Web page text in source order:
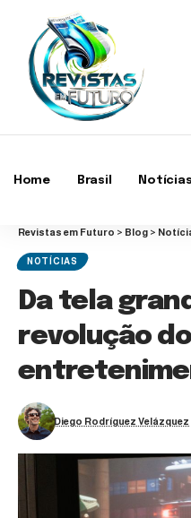
Home Brasil Notícias
Revistas em Futuro > Blog >
NOTÍCIAS
Da tela
revolução do
Diego Rodríguez Velázquez